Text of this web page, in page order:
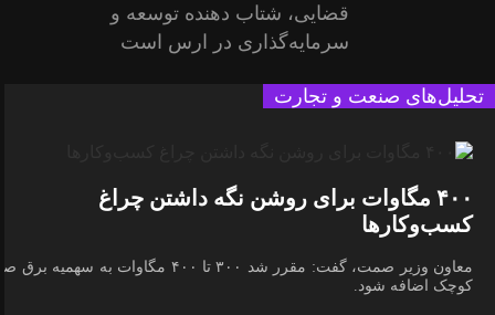
قضایی، شتاب‌ دهنده توسعه و
سرمایه‌گذاری در ارس است
تحلیل‌های صنعت و تجارت
۴۰۰ مگاوات برای روشن نگه داشتن چراغ
کسب‌وکار‌ها
معاون وزیر صمت، گفت: مقرر شد ۳۰۰ تا ۴۰۰ مگاوات به سهمیه
کوچک اضافه شود.